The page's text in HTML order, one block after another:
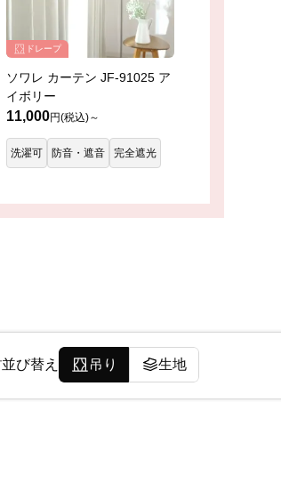
ドレープ
ソワレ カーテン JF-91025 ア
イボリー
11,000円(税込)～
洗濯可 防音・遮音 完全遮光
並び替え 吊り 生地